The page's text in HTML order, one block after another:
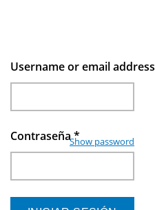
Username or email address
Contraseña*
Show password